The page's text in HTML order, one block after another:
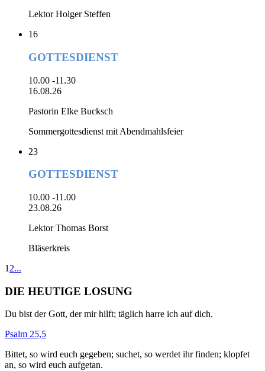
Lektor Holger Steffen
16
GOTTESDIENST
10.00 -11.30
16.08.26
Pastorin Elke Bucksch
Sommergottesdienst mit Abendmahlsfeier
23
GOTTESDIENST
10.00 -11.00
23.08.26
Lektor Thomas Borst
Bläserkreis
1 2...
DIE HEUTIGE LOSUNG
Du bist der Gott, der mir hilft; täglich harre ich auf dich.
Psalm 25,5
Bittet, so wird euch gegeben; suchet, so werdet ihr finden; klopfet
an, so wird euch aufgetan.